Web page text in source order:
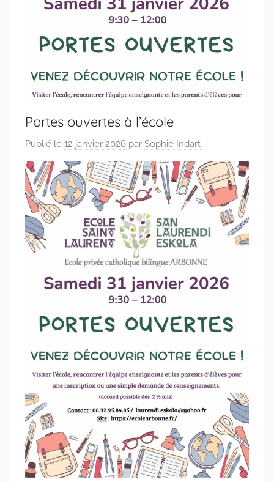
Portes ouvertes à l’école
Publié le 12 janvier 2026 par Sophie Indart